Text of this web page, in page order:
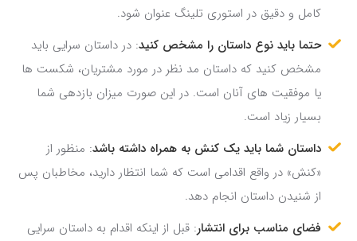
کامل و دقیق در استوری تلینگ عنوان شود.
حتما باید نوع داستان را مشخص کنید: در داستان سرایی باید
مشخص کنید که داستان مد نظر در مورد مشتریان، شکست ها
یا موفقیت های آنان است. در این صورت میزان بازدهی شما
بسیار زیاد است.
داستان شما باید یک کنش به همراه داشته باشد: منظور از
«کنش» در واقع اقدامی است که شما انتظار دارید، مخاطبان پس
از شنیدن داستان انجام دهد.
فضای مناسب برای انتشار: قبل از اینکه اقدام به داستان سرایی